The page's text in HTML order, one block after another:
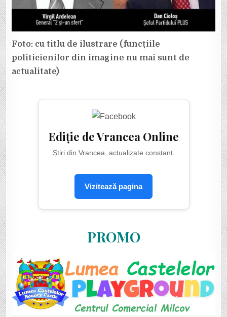
Foto: cu titlu de ilustrare (funcțiile
politicienilor din imagine nu mai sunt de
actualitate)
Ediție de Vrancea Online
Știri din Vrancea, actualizate constant.
Vizitează pagina
PROMO